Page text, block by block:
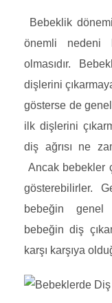
Bebeklik
önemli nedeni
olmasıdır.
dişlerini
gösterse de
ilk dişlerini
diş ağrısı ne
Ancak bebekler
gösterebilirler.
bebeğin genel
bebeğin diş
karşı karşıya